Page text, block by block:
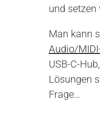
und
Man kann
Audio/
USB-C-
Lösungen
Frage…